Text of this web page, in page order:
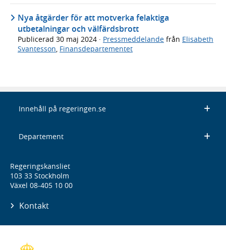
Nya åtgärder för att motverka felaktiga
utbetalningar och välfärdsbrott
Publicerad 30 maj 2024 · Pressmeddelande från Elisabeth
Svantesson Finansdepartementet
Innehåll på regeringen.se
Departement
Regeringskansliet
103 33 Stockholm
Växel 08-405 10 00
Kontakt